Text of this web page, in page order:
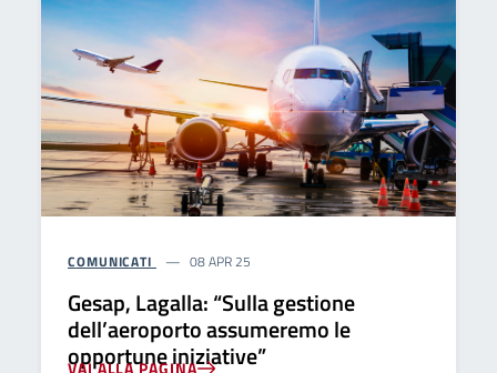
COMUNICATI 08 APR 25
Gesap, Lagalla: “Sulla gestione
dell’aeroporto assumeremo le
opportune iniziative”
VAI ALLA PAGINA